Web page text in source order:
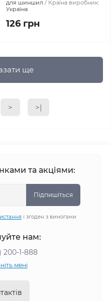
для шиншил
Країна виробник:
Україна
126 грн
ще
> >|
та акціями:
Підпишіться
і згоден з вимогами
нам:
200-1-888
мені